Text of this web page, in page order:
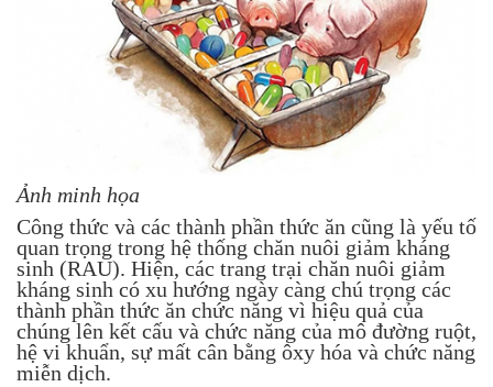
Ảnh minh họa
Công thức và các thành phần thức ăn cũng là yếu tố
quan trọng trong hệ thống chăn nuôi giảm kháng
sinh (RAU). Hiện, các trang trại chăn nuôi giảm
kháng sinh có xu hướng ngày càng chú trọng các
thành phần thức ăn chức năng vì hiệu quả của
chúng lên kết cấu và chức năng của mô đường ruột,
hệ vi khuẩn, sự mất cân bằng ôxy hóa và chức năng
miễn dịch.